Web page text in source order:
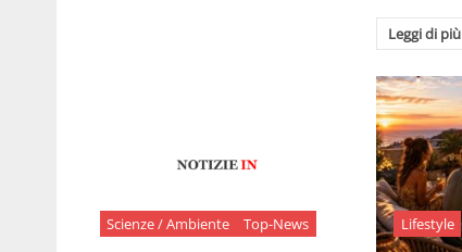
Leggi di più
Scienze / Ambiente Top-News Lifestyle